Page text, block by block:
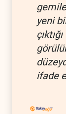
yeni
ifade